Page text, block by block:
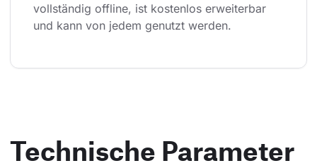
vollständig offline, ist kostenlos erweiterbar
und kann von jedem genutzt werden.
Technische Parameter